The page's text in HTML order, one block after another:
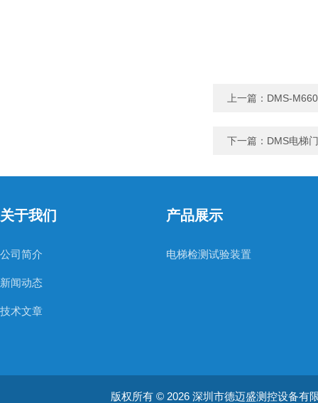
上一篇： DMS-
下一篇： DMS电梯
关于我们
公司简介
新闻动态
技术文章
产品展示
电梯检测试验装置
版权所有 © 2026 深圳市德迈盛测控设备